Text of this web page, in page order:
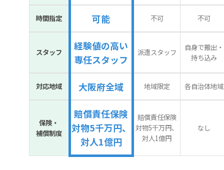
時間指定 可能 不可 不可
スタッフ
経験値の高い
専任スタッフ
派遣スタッフ
自身で搬出・
持ち込み
対応地域 大阪府全域 地域限定 各自治体地域
保険・
補償制度
賠償責任保険
対物5千万円、
対人1億円
賠償責任保険
対物5千万円、
対人1億円
なし